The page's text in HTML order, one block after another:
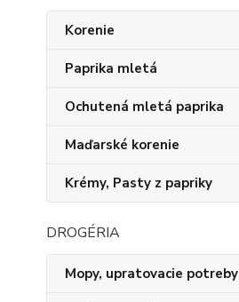
Korenie
Paprika mletá
Ochutená mletá paprika
Maďarské korenie
Krémy, Pasty z papriky
DROGÉRIA
Mopy, upratovacie potreby